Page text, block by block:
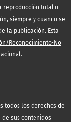
reproducción total o
siempre y cuando se
la publicación. Esta
Reconocimiento-No
.
todos los derechos de
sus contenidos